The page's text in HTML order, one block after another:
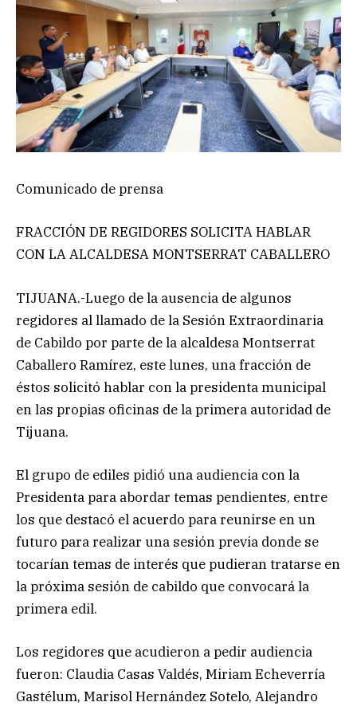
Comunicado de prensa
FRACCIÓN DE REGIDORES SOLICITA HABLAR
CON LA ALCALDESA MONTSERRAT CABALLERO
TIJUANA.-Luego de la ausencia de algunos
regidores al llamado de la Sesión Extraordinaria
de Cabildo por parte de la alcaldesa Montserrat
Caballero Ramírez, este lunes, una fracción de
éstos solicitó hablar con la presidenta municipal
en las propias oficinas de la primera autoridad de
Tijuana.
El grupo de ediles pidió una audiencia con la
Presidenta para abordar temas pendientes, entre
los que destacó el acuerdo para reunirse en un
futuro para realizar una sesión previa donde se
tocarían temas de interés que pudieran tratarse en
la próxima sesión de cabildo que convocará la
primera edil.
Los regidores que acudieron a pedir audiencia
fueron: Claudia Casas Valdés, Miriam Echeverría
Gastélum, Marisol Hernández Sotelo, Alejandro